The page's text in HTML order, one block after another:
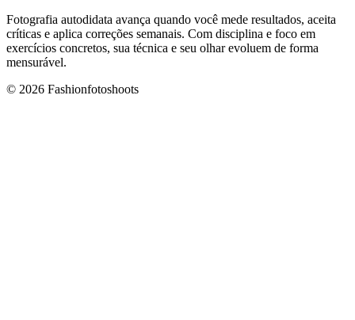
Fotografia autodidata avança quando você mede resultados, aceita
críticas e aplica correções semanais. Com disciplina e foco em
exercícios concretos, sua técnica e seu olhar evoluem de forma
mensurável.
© 2026 Fashionfotoshoots